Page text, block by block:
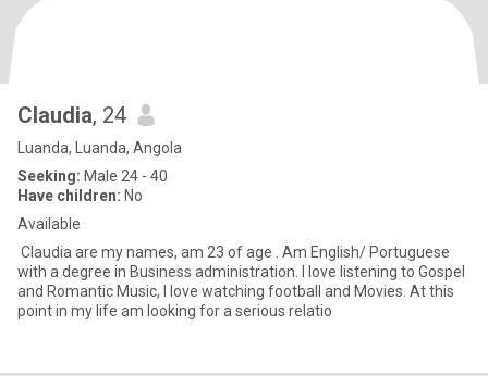
Claudia, 24
Luanda, Luanda, Angola
Seeking: Male 24 - 40
Have children: No
Available
Claudia are my names, am 23 of age . Am English/ Portuguese
with a degree in Business administration. I love listening to Gospel
and Romantic Music, I love watching football and Movies. At this
point in my life am looking for a serious relatio